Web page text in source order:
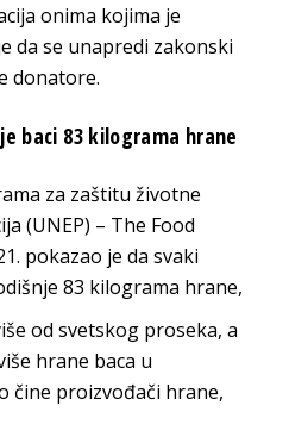
onima kojima je
da se unapredi zakonski
donatore.
baci 83 kilograma hrane
za zaštitu životne
(UNEP) – The Food
pokazao je da svaki
83 kilograma hrane,
od svetskog proseka, a
hrane baca u
čine proizvođači hrane,